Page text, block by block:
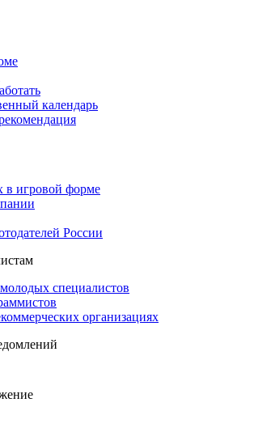
календарь
в игровой форме
России
специалистов
организациях